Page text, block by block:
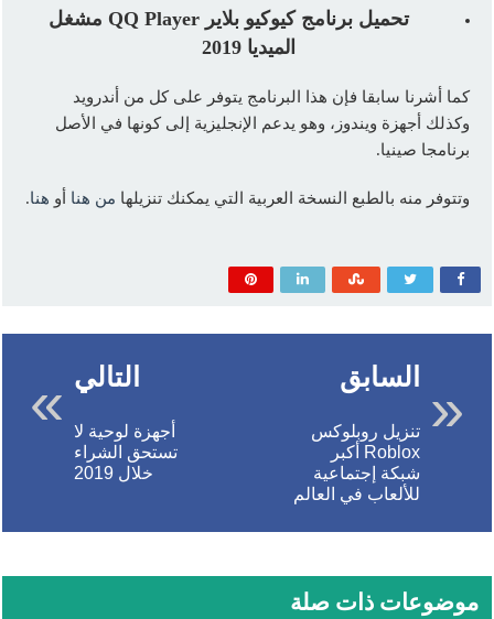
تحميل برنامج كيوكيو بلاير QQ Player مشغل
الميديا 2019
كما أشرنا سابقا فإن هذا البرنامج يتوفر على كل من أندرويد
وكذلك أجهزة ويندوز، وهو يدعم الإنجليزية إلى كونها في الأصل
برنامجا صينيا.
وتتوفر منه بالطبع النسخة العربية التي يمكنك تنزيلها من هنا أو هنا.
السابق
تنزيل روبلوكس
Roblox أكبر
شبكة إجتماعية
للألعاب في العالم
التالي
أجهزة لوحية لا
تستحق الشراء
خلال 2019
موضوعات ذات صلة